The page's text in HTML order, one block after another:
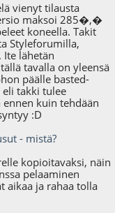
vienyt tilausta
maksoi 285�,�
koneella. Takit
Styleforumilla,
lähetän
tavalla on yleensä
päälle basted-
takki tulee
kuin tehdään
:D
- mistä?
kopioitavaksi, näin
pelaaminen
aikaa ja rahaa tolla